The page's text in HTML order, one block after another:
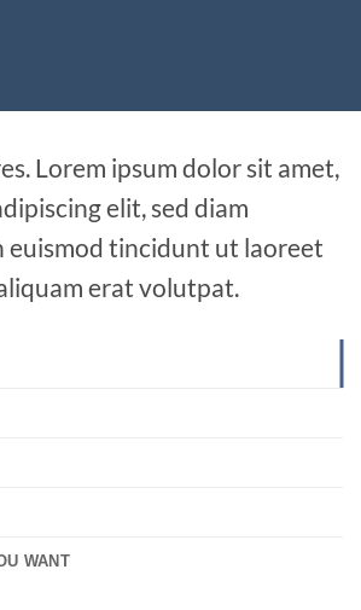
Lorem ipsum dolor sit amet,
elit, sed diam
euismod tincidunt ut laoreet
erat volutpat.
WANT